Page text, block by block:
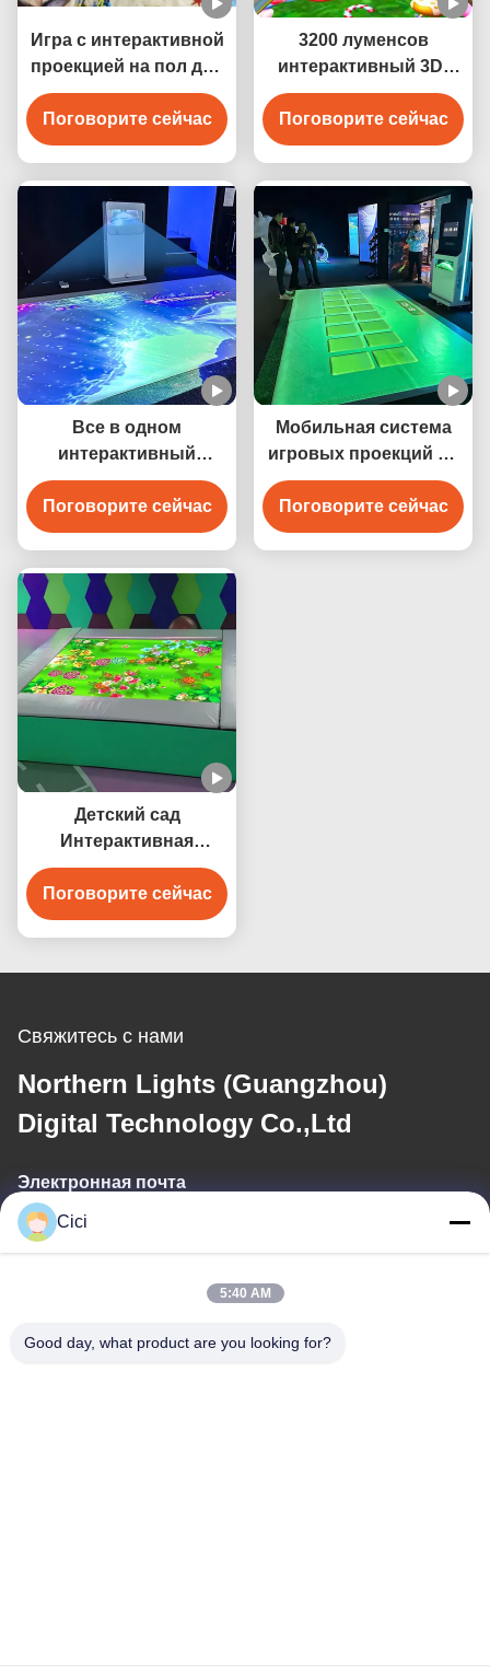
Игра с интерактивной
проекцией на пол для
парка развлечений
Поговорите сейчас
3200 луменсов
интерактивный 3D-
проектор для
оформления гостиниц
Поговорите сейчас
Все в одном
интерактивный
игровой зал
интерактивная
проекция для детей
Поговорите сейчас
Мобильная система
игровых проекций на
полу Интерактивная
проекционная машина
Поговорите сейчас
Детский сад
Интерактивная
проекция Игра на
батуте Использование
в помещении
Поговорите сейчас
Свяжитесь с нами
Northern Lights (Guangzhou)
Digital Technology Co.,Ltd
Электронная почта
sales03@bjgprojection.com
Адрес
Cici
5:40 AM
Good day, what product are you looking for?